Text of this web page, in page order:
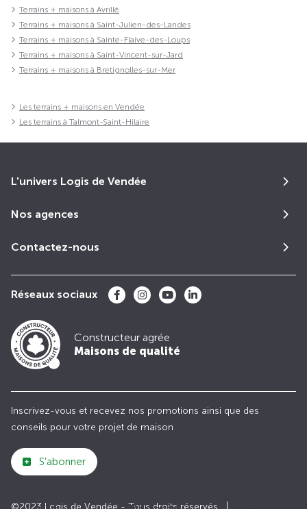
Terrains + maisons à Avrillé
Terrains + maisons à Saint-Julien-des-Landes
Terrains + maisons à Sainte-Flaive-des-Loups
Terrains + maisons à Saint-Vincent-sur-Jard
Terrains + maisons à Bretignolles-sur-Mer
Les terrains + maisons en Vendée
Les terrains à Talmont-Saint-Hilaire
L'univers Logis de Vendée
Nos agences
Contactez-nous
Réseaux sociaux
Constructeur agrée
Maisons de qualité
Inscrivez-vous et recevez nos promotions ainsi que des
conseils pour votre projet de maison
S'abonner
©2023 Logis de Vendée - Tous droits réservés